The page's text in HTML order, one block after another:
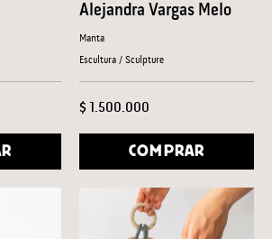
Alejandra Vargas Melo
Manta
Escultura / Sculpture
$ 1.500.000
COMPRAR